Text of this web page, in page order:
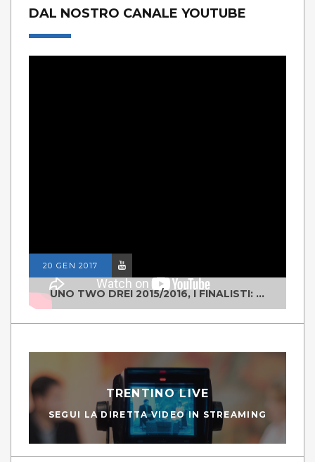
DAL NOSTRO CANALE YOUTUBE
20 GEN 2017
UNO TWO DREI 2015/2016, I FINALISTI: CLASSE IV ALS ISTITUTO "DEGASPERI" BORGO VALSUGANA
TRENTINO LIVE
SEGUI LA DIRETTA VIDEO IN STREAMING